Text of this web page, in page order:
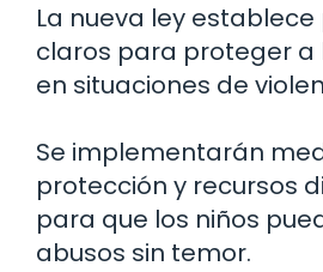
La nueva ley
claros para proteger a
en situaciones de
Se implementarán
protección y recursos
para que los niños
abusos sin temor.